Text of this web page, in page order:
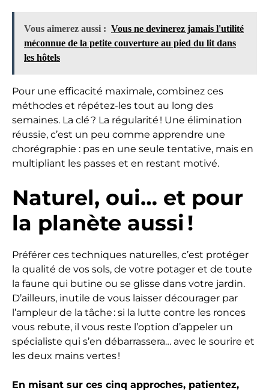
Vous aimerez aussi : Vous ne devinerez jamais l'utilité
méconnue de la petite couverture au pied du lit dans
les hôtels
Pour une efficacité maximale, combinez ces
méthodes et répétez-les tout au long des
semaines. La clé ? La régularité ! Une élimination
réussie, c’est un peu comme apprendre une
chorégraphie : pas en une seule tentative, mais en
multipliant les passes et en restant motivé.
Naturel, oui… et pour
la planète aussi !
Préférer ces techniques naturelles, c’est protéger
la qualité de vos sols, de votre potager et de toute
la faune qui butine ou se glisse dans votre jardin.
D’ailleurs, inutile de vous laisser décourager par
l’ampleur de la tâche : si la lutte contre les ronces
vous rebute, il vous reste l’option d’appeler un
spécialiste qui s’en débarrassera… avec le sourire et
les deux mains vertes !
En misant sur ces cinq approches, patientez,